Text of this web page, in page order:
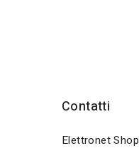
Contatti
Elettronet Shop